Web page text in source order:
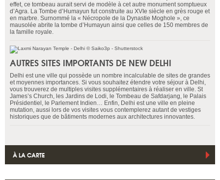
effet, ce tombeau aurait servi de modèle à cet autre monument somptueux
d’Agra. La Tombe d’Humayun fut construite au XVIe siècle en grès rouge et
en marbre. Surnommé la « Nécropole de la Dynastie Moghole », ce
mausolée abrite la tombe d’Humayun ainsi que celles de 150 membres de
la famille royale.
AUTRES SITES IMPORTANTS DE NEW DELHI
Delhi est une ville qui possède un nombre incalculable de sites de grandes
et moyennes importances. Si vous souhaitez étendre votre séjour à Delhi,
vous trouverez de multiples visites supplémentaires à réaliser en ville. St
James’s Church, les Jardins de Lodi, le Tombeau de Safdarjang, le Palais
Présidentiel, le Parlement Indien… Enfin, Delhi est une ville en pleine
mutation, aussi lors de vos visites vous contemplerez autant de vestiges
historiques que de bâtiments modernes aux architectures innovantes.
À LA CARTE